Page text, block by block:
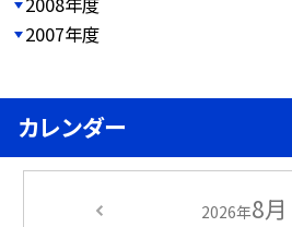
2007年度
カレンダー
2026年8月